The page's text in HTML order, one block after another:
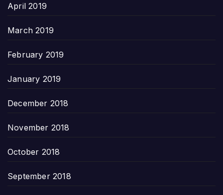
April 2019
March 2019
February 2019
January 2019
December 2018
November 2018
October 2018
September 2018